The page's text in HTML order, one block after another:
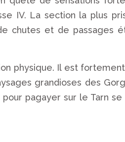
IV. La section la plus
chutes et de passages
physique. Il est
grandioses des
pagayer sur le Tarn